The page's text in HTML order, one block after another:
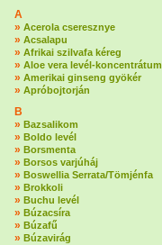
A
» Acerola cseresznye
» Acsalapu
» Afrikai szilvafa kéreg
» Aloe vera levél-koncentrátum
» Amerikai ginseng gyökér
» Apróbojtorján
B
» Bazsalikom
» Boldo levél
» Borsmenta
» Borsos varjúháj
» Boswellia Serrata/Tömjénfa
» Brokkoli
» Buchu levél
» Búzacsíra
» Búzafű
» Búzavirág